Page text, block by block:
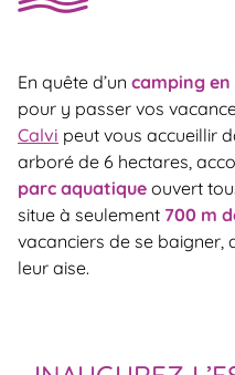
En quête d’un camping
pour y passer vos
Calvi peut vous accueillir
arboré de 6 hectares,
parc aquatique ouvert
situe à seulement 700 m
vacanciers de se baigner,
leur aise.